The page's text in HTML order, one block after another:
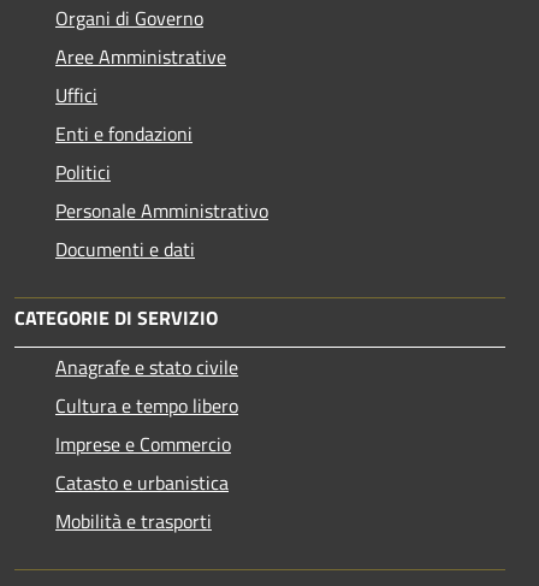
Organi di Governo
Aree Amministrative
Uffici
Enti e fondazioni
Politici
Personale Amministrativo
Documenti e dati
CATEGORIE DI SERVIZIO
Anagrafe e stato civile
Cultura e tempo libero
Imprese e Commercio
Catasto e urbanistica
Mobilità e trasporti